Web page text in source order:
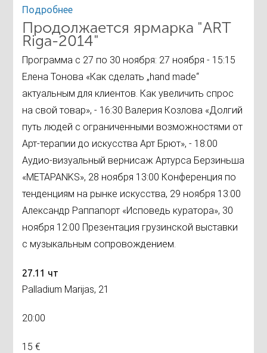
Подробнее
Продолжается ярмарка "ART
Riga-2014"
Программа с 27 по 30 ноября: 27 ноября - 15:15
Елена Тонова «Как сделать „hand made“
актуальным для клиентов. Как увеличить спрос
на свой товар», - 16:30 Валерия Козлова «Долгий
путь людей с ограниченными возможностями от
Арт-терапии до искусства Арт Брют», - 18:00
Аудио-визуальный вернисаж Артурса Берзиньша
«METAPANKS», 28 ноября 13:00 Конференция по
тенденциям на рынке искусства, 29 ноября 13:00
Александр Раппапорт «Исповедь куратора», 30
ноября 12:00 Презентация грузинской выставки
с музыкальным сопровождением.
27.11 чт
Palladium Marijas, 21
20:00
15 €